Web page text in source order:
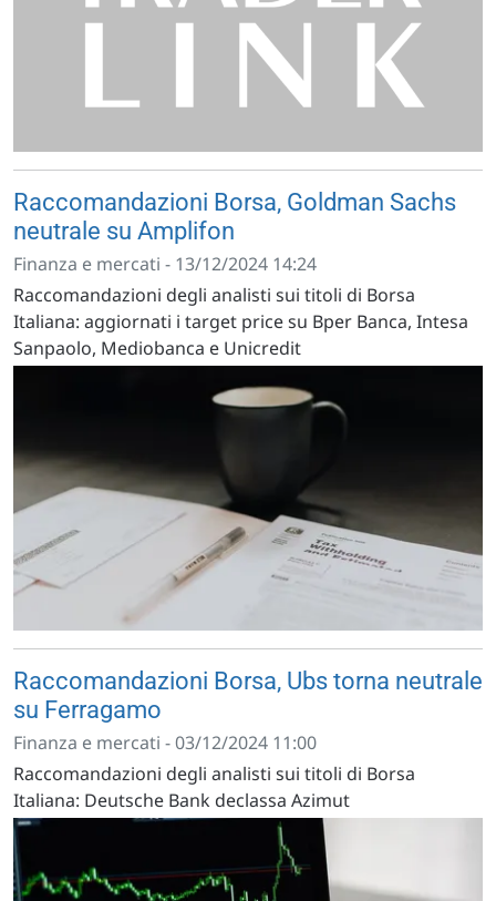
Raccomandazioni Borsa, Goldman Sachs
neutrale su Amplifon
Finanza e mercati - 13/12/2024 14:24
Raccomandazioni degli analisti sui titoli di Borsa
Italiana: aggiornati i target price su Bper Banca, Intesa
Sanpaolo, Mediobanca e Unicredit
Raccomandazioni Borsa, Ubs torna neutrale
su Ferragamo
Finanza e mercati - 03/12/2024 11:00
Raccomandazioni degli analisti sui titoli di Borsa
Italiana: Deutsche Bank declassa Azimut